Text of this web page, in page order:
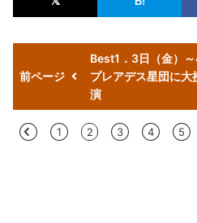
前ページ
Best1．3日（金）
プレアデス星団に
演
< 1 2 3 4 5